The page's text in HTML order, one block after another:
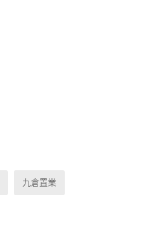
九倉置業